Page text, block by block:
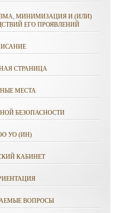
МИНИМИЗАЦИЯ И (ИЛИ)
ЕГО ПРОЯВЛЕНИЙ
СТРАНИЦА
МЕСТА
БЕЗОПАСНОСТИ
УО (ИН)
КАБИНЕТ
ВОПРОСЫ